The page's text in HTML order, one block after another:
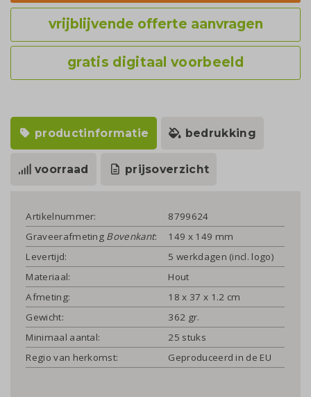
vrijblijvende offerte aanvragen
gratis digitaal voorbeeld
productinformatie bedrukking
voorraad prijsoverzicht
Artikelnummer:
8799624
Graveerafmeting Bovenkant:
149 x 149 mm
Levertijd:
5 werkdagen (incl. logo)
Materiaal:
Hout
Afmeting:
18 x 37 x 1.2 cm
Gewicht:
362 gr.
Minimaal aantal:
25 stuks
Regio van herkomst:
Geproduceerd in de EU